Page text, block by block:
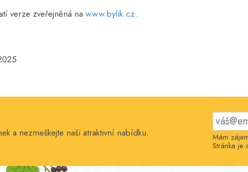
verze zveřejněná na www.bylik.cz.
a nezmeškejte naši atraktivní nabídku. Mám
Stránka